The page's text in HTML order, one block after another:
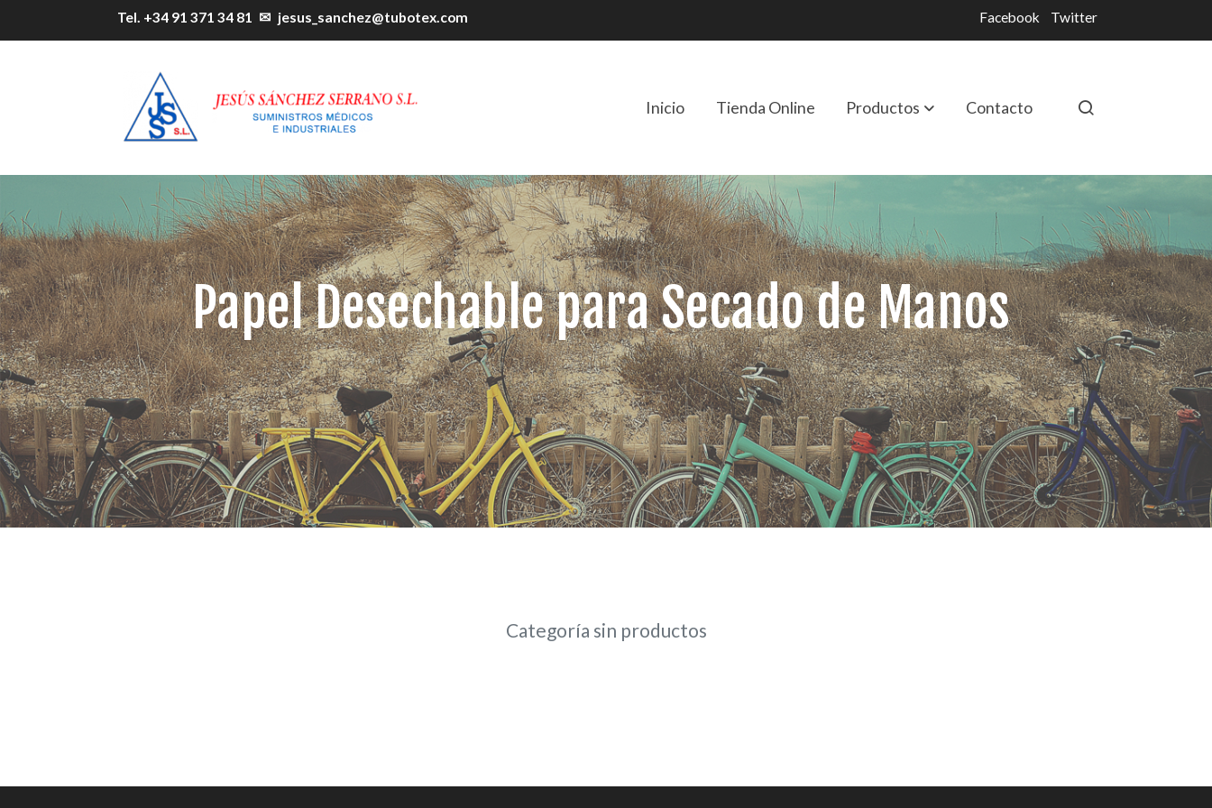
Tel. +34 91 371 34 81 ✉ jesus_sanchez@tubotex.com Facebook Twitter
Inicio Tienda Online Productos Contacto
Papel Desechable para Secado de Manos
Categoría sin productos